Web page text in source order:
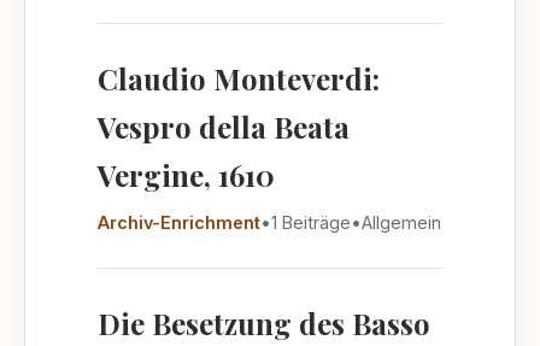
Claudio Monteverdi:
Vespro della Beata
Vergine, 1610
Archiv-Enrichment•1 Beiträge•Allgemein
Die Besetzung des Basso